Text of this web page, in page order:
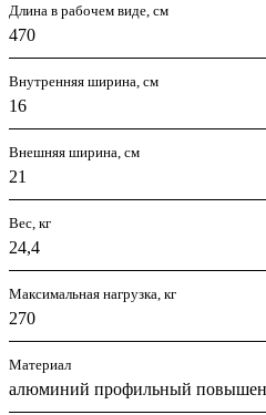
Длина в рабочем виде, см
470
Внутренняя ширина, см
16
Внешняя ширина, см
21
Вес, кг
24,4
Максимальная нагрузка, кг
270
Материал
алюминий профильный